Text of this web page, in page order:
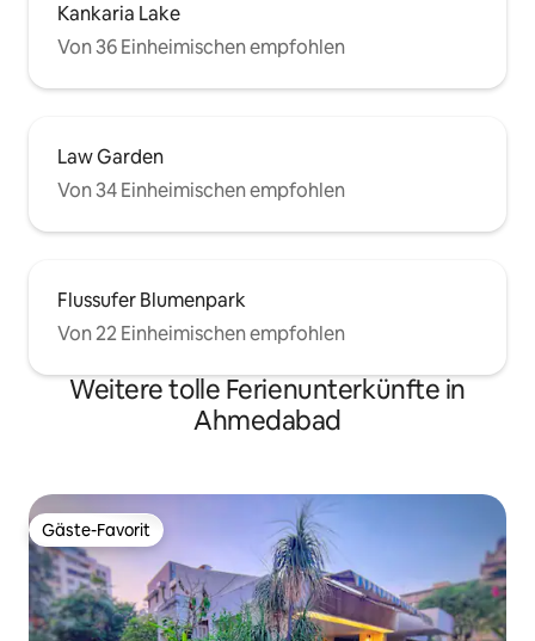
Kankaria Lake
Von 36 Einheimischen empfohlen
Law Garden
Von 34 Einheimischen empfohlen
Flussufer Blumenpark
Von 22 Einheimischen empfohlen
Weitere tolle Ferienunterkünfte in
Ahmedabad
Gäste-Favorit
Gäste-Favorit